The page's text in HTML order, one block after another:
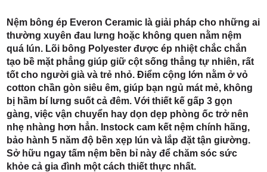
Hóc Môn,
TP. HCM
Nệm bông ép Everon Ceramic là giải pháp cho những ai
thường xuyên đau lưng hoặc không quen nằm nệm
quá lún. Lõi bông Polyester được ép nhiệt chắc chắn
tạo bề mặt phẳng giúp giữ cột sống thẳng tự nhiên, rất
tốt cho người già và trẻ nhỏ. Điểm cộng lớn nằm ở vỏ
cotton chần gòn siêu êm, giúp bạn ngủ mát mẻ, không
bị hầm bí lưng suốt cả đêm. Với thiết kế gấp 3 gọn
gàng, việc vận chuyển hay dọn dẹp phòng ốc trở nên
nhẹ nhàng hơn hẳn. Instock cam kết nệm chính hãng,
bảo hành 5 năm độ bền xẹp lún và lắp đặt tận giường.
Sở hữu ngay tấm nệm bền bỉ này để chăm sóc sức
khỏe cả gia đình một cách thiết thực nhất.